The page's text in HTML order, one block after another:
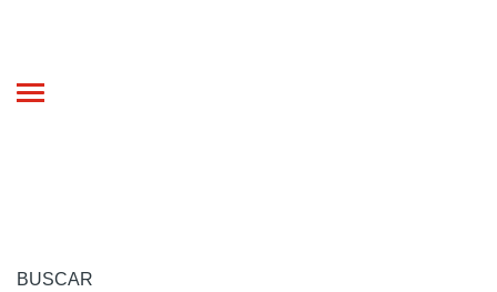
Toggle
BUSCAR